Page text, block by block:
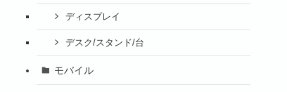
ディスプレイ
デスク/スタンド/台
モバイル